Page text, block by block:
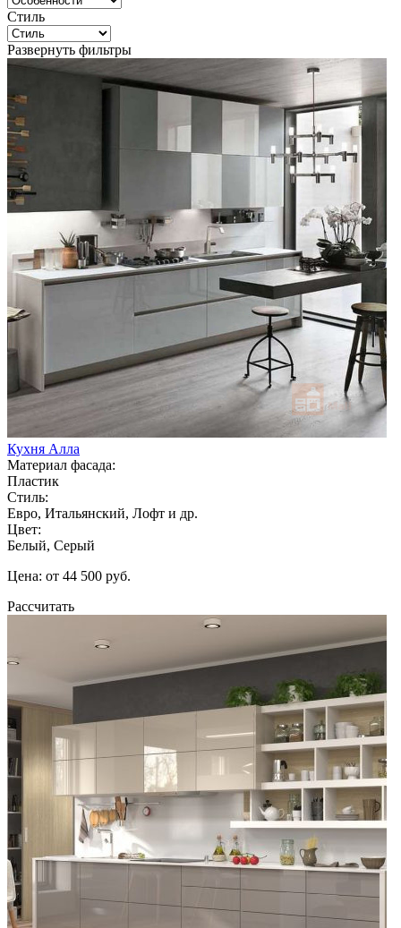
Стиль
Развернуть фильтры
Кухня Алла
Материал фасада:
Пластик
Стиль:
Евро, Итальянский, Лофт и др.
Цвет:
Белый, Серый
Цена: от 44 500 руб.
Рассчитать